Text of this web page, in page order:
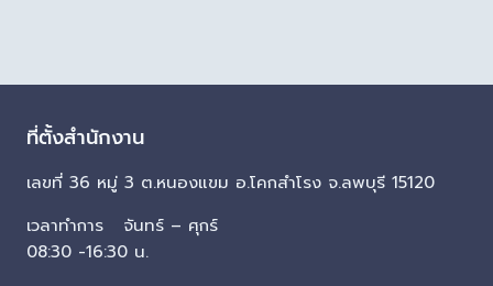
ที่ตั้งสำนักงาน
เลขที่ 36 หมู่ 3 ต.หนองแขม อ.โคกสำโรง จ.ลพบุรี 15120
เวลาทำการ จันทร์ – ศุกร์
08:30 -16:30 น.